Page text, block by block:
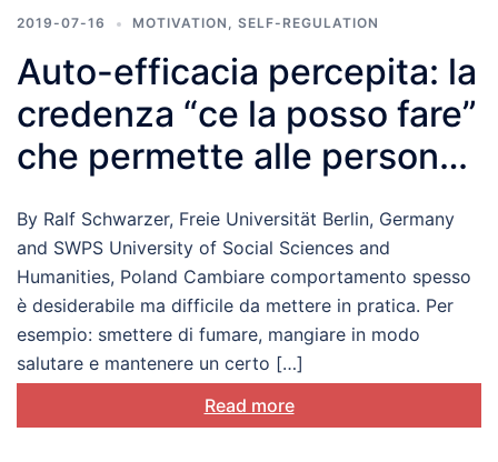
2019-07-16 MOTIVATION , SELF-REGULATION
Auto-efficacia percepita: la
credenza “ce la posso fare”
che permette alle persone
vita
By Ralf Schwarzer, Freie Universität Berlin, Germany
and SWPS University of Social Sciences and
Humanities, Poland Cambiare comportamento spesso
è desiderabile ma difficile da mettere in pratica. Per
esempio: smettere di fumare, mangiare in modo
salutare e mantenere un certo […]
Read more